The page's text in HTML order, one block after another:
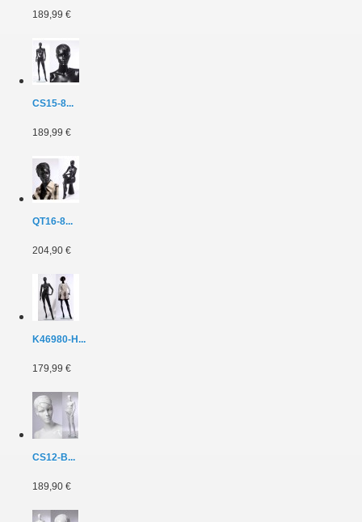
189,99 €
CS15-8...
189,99 €
QT16-8...
204,90 €
K46980-H...
179,99 €
CS12-B...
189,90 €